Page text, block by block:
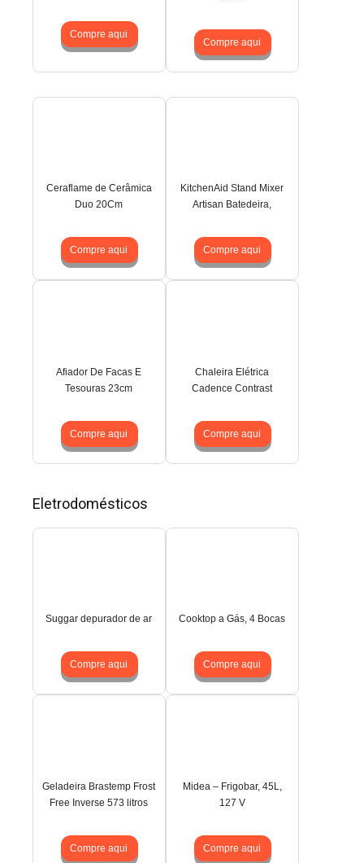
Compre aqui
Compre aqui
Ceraflame de Cerâmica
Duo 20Cm
Compre aqui
KitchenAid Stand Mixer
Artisan Batedeira,
Compre aqui
Afiador De Facas E
Tesouras 23cm
Compre aqui
Chaleira Elétrica
Cadence Contrast
Compre aqui
Eletrodomésticos
Suggar depurador de ar
Compre aqui
Cooktop a Gás, 4 Bocas
Compre aqui
Geladeira Brastemp Frost
Free Inverse 573 litros
Compre aqui
Midea – Frigobar, 45L,
127 V
Compre aqui